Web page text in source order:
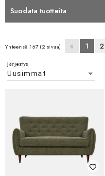
Suodata tuotteita
Yhteensä 167 (2 sivua) « 1 2
Uusimmat
Järjestys